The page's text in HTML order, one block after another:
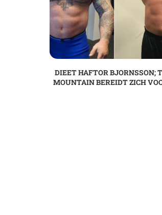
DIEET HAFTOR BJORNSSON;
MOUNTAIN BEREIDT ZICH